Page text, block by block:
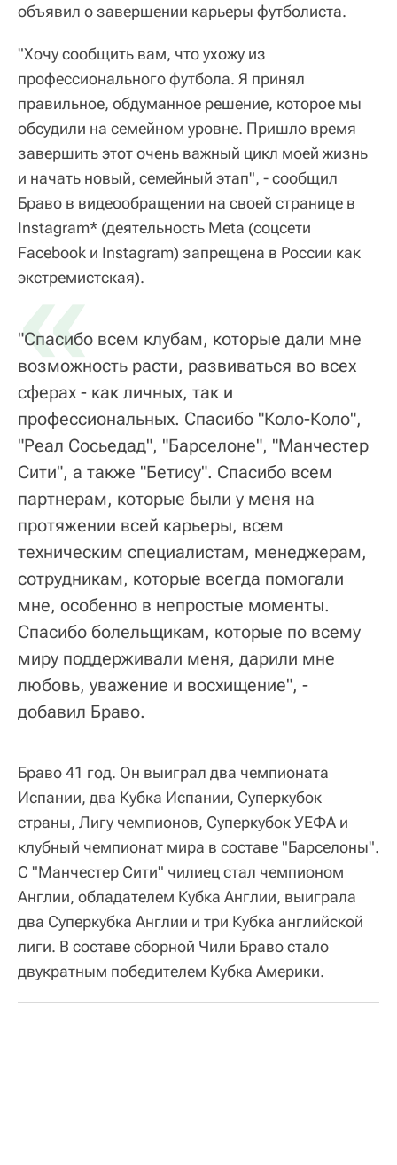
объявил о завершении карьеры футболиста.
"Хочу сообщить вам, что ухожу из
профессионального футбола. Я принял
правильное, обдуманное решение, которое мы
обсудили на семейном уровне. Пришло время
завершить этот очень важный цикл моей жизнь
и начать новый, семейный этап", - сообщил
Браво в видеообращении на своей странице в
Instagram* (деятельность Meta (соцсети
Facebook и Instagram) запрещена в России как
экстремистская).
«
"Спасибо всем клубам, которые дали мне
возможность расти, развиваться во всех
сферах - как личных, так и
профессиональных. Спасибо "Коло-Коло",
"Реал Сосьедад", "Барселоне", "Манчестер
Сити", а также "Бетису". Спасибо всем
партнерам, которые были у меня на
протяжении всей карьеры, всем
техническим специалистам, менеджерам,
сотрудникам, которые всегда помогали
мне, особенно в непростые моменты.
Спасибо болельщикам, которые по всему
миру поддерживали меня, дарили мне
любовь, уважение и восхищение", -
добавил Браво.
Браво 41 год. Он выиграл два чемпионата
Испании, два Кубка Испании, Суперкубок
страны, Лигу чемпионов, Суперкубок УЕФА и
клубный чемпионат мира в составе "Барселоны".
С "Манчестер Сити" чилиец стал чемпионом
Англии, обладателем Кубка Англии, выиграла
два Суперкубка Англии и три Кубка английской
лиги. В составе сборной Чили Браво стало
двукратным победителем Кубка Америки.